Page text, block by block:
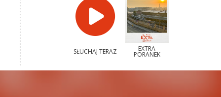
SŁUCHAJ TERAZ EXTRA
PORANEK